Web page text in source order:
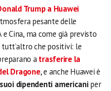
Trump a Huawei
pesante delle
Cina, ma come già previsto
che positivi: le
atrasferire la
Dragone, e anche Huawei è
dipendenti americaniper